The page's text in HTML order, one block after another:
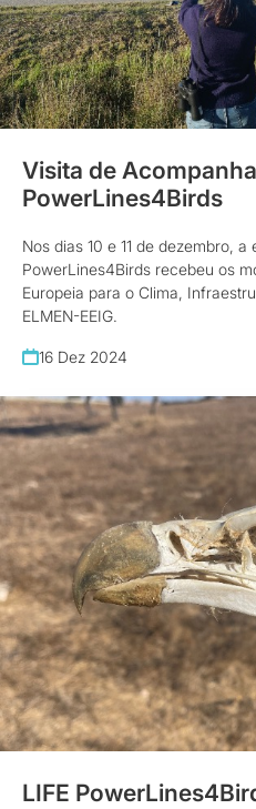
Visita de
PowerLines4Birds
Nos dias 10 e 11 de dezembro,
PowerLines4Birds recebeu os
Europeia para o Clima,
ELMEN-EEIG.
16 Dez 2024
LIFE